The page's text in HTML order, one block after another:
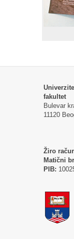
fakultet
Bulevar
11120
Žiro
Matični
PIB: